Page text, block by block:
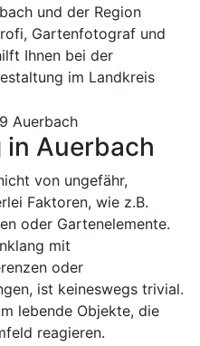
und der Region
Gartenfotograf und
Ihnen bei der
im Landkreis
Auerbach
von ungefähr,
Faktoren, wie z.B.
oder Gartenelemente.
mit
oder
ist keineswegs trivial.
lebende Objekte, die
reagieren.